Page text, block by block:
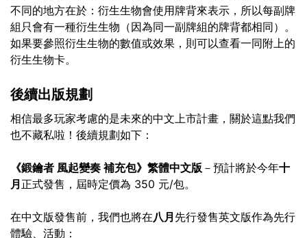
不同的地方在於：衍生生物會使用牌背來表示，所以每副牌
組只會有一種衍生生物（因為同一副牌組的牌背都相同）。
如果要參照衍生生物的數值或效果，則可以查看一同附上的
衍生生物卡。
後續出版規劃
相信最多玩家考慮的是未來的中文上市計畫，關於這點我們
也不藏私啦！後續規劃如下：
《鍛鑰者 風起變奏 補充包》繁體中文版 －預計將於今年十
月正式發售，屆時定價為 350 元/包。
在中文版發售前，我們也將在八月先行發售英文版作為先行
體驗、活動：